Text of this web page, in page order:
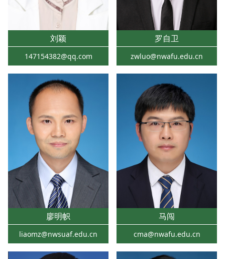
刘颖
147154382@qq.com
罗自卫
zwluo@nwafu.edu.cn
廖明帜
liaomz@nwsuaf.edu.cn
马闯
cma@nwafu.edu.cn